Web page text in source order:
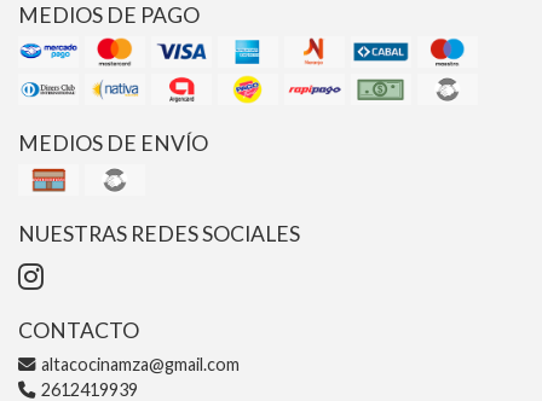
MEDIOS DE PAGO
MEDIOS DE ENVÍO
NUESTRAS REDES SOCIALES
CONTACTO
altacocinamza@gmail.com
2612419939